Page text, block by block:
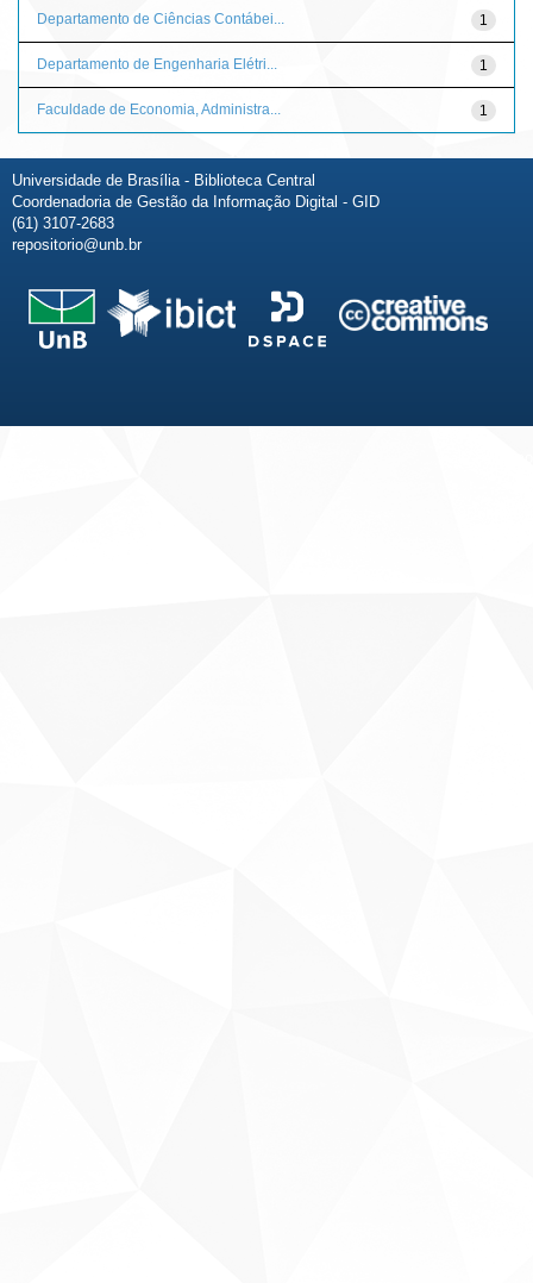
1
Departamento de Ciências Contábei...
1
Departamento de Engenharia Elétri...
1
Faculdade de Economia, Administra...
Universidade de Brasília - Biblioteca Central
Coordenadoria de Gestão da Informação Digital - GID
(61) 3107-2683
repositorio@unb.br